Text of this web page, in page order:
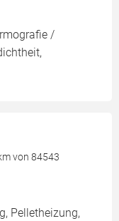
/
von 84543
Pelletheizung,